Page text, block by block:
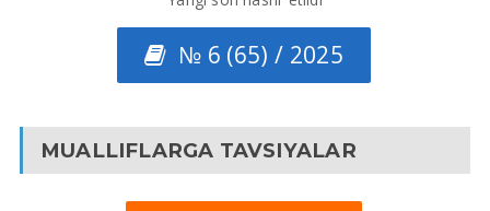
№ 6 (65) / 2025
MUALLIFLARGA TAVSIYALAR